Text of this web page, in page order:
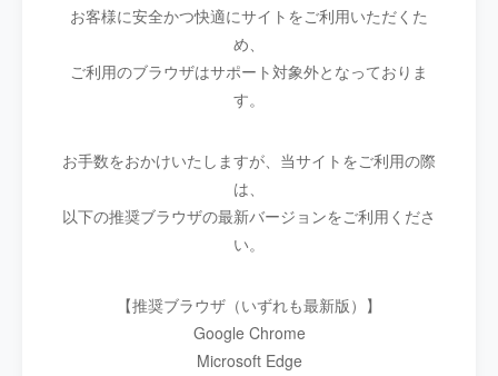
お客様に安全かつ快適にサイトをご利用いただくた
め、
ご利用のブラウザはサポート対象外となっておりま
す。
お手数をおかけいたしますが、当サイトをご利用の際
は、
以下の推奨ブラウザの最新バージョンをご利用くださ
い。
【推奨ブラウザ（いずれも最新版）】
Google Chrome
Microsoft Edge